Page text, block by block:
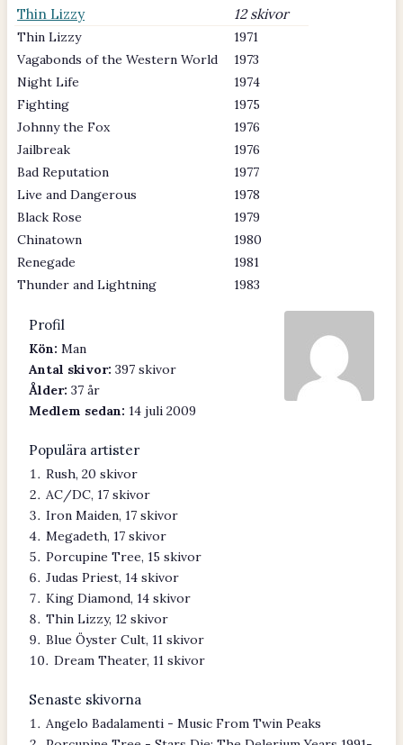
Thin Lizzy 12 skivor
Thin Lizzy
1971
Vagabonds of the Western World
1973
Night Life
1974
Fighting
1975
Johnny the Fox
1976
Jailbreak
1976
Bad Reputation
1977
Live and Dangerous
1978
Black Rose
1979
Chinatown
1980
Renegade
1981
Thunder and Lightning
1983
Profil
Kön: Man
Antal skivor: 397 skivor
Ålder: 37 år
Medlem sedan: 14 juli 2009
Populära artister
Rush, 20 skivor
AC/DC, 17 skivor
Iron Maiden, 17 skivor
Megadeth, 17 skivor
Porcupine Tree, 15 skivor
Judas Priest, 14 skivor
King Diamond, 14 skivor
Thin Lizzy, 12 skivor
Blue Öyster Cult, 11 skivor
Dream Theater, 11 skivor
Senaste skivorna
Angelo Badalamenti - Music From Twin Peaks